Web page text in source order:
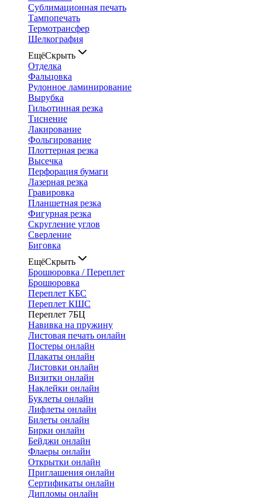
Сублимационная печать
Тампопечать
Термотрансфер
Шелкография
ЕщёСкрыть
Отделка
Фальцовка
Рулонное ламинирование
Вырубка
Гильотинная резка
Тиснение
Лакирование
Фольгирование
Плоттерная резка
Высечка
Перфорация бумаги
Лазерная резка
Гравировка
Планшетная резка
Фигурная резка
Скругление углов
Сверление
Биговка
ЕщёСкрыть
Брошюровка / Переплет
Брошюровка
Переплет КБС
Переплет КШС
Переплет 7БЦ
Навивка на пружину
Листовая печать онлайн
Постеры онлайн
Плакаты онлайн
Листовки онлайн
Визитки онлайн
Наклейки онлайн
Буклеты онлайн
Лифлеты онлайн
Билеты онлайн
Бирки онлайн
Бейджи онлайн
Флаеры онлайн
Открытки онлайн
Приглашения онлайн
Сертификаты онлайн
Дипломы онлайн